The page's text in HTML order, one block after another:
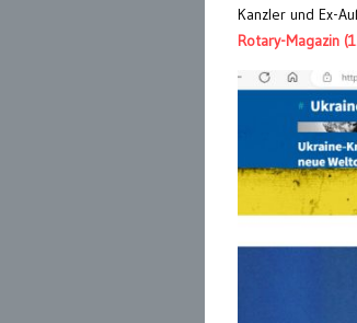
Kanzler und Ex-
Rotary-Magazin